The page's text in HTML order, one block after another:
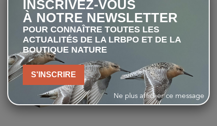
favorite_border
INSCRIVEZ-VOUS
À NOTRE NEWSLETTER
POUR CONNAÎTRE TOUTES LES
ACTUALITÉS DE LA LRBPO ET DE LA
BOUTIQUE NATURE
S'INSCRIRE
Ne plus afficher ce message